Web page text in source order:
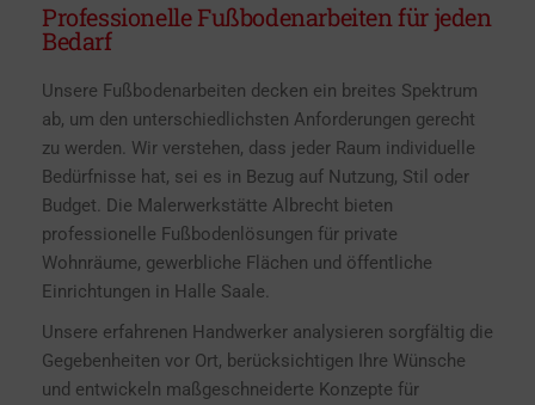
Professionelle Fußbodenarbeiten für jeden
Bedarf
Unsere Fußbodenarbeiten decken ein breites Spektrum
ab, um den unterschiedlichsten Anforderungen gerecht
zu werden. Wir verstehen, dass jeder Raum individuelle
Bedürfnisse hat, sei es in Bezug auf Nutzung, Stil oder
Budget. Die Malerwerkstätte Albrecht bieten
professionelle Fußbodenlösungen für private
Wohnräume, gewerbliche Flächen und öffentliche
Einrichtungen in Halle Saale.
Unsere erfahrenen Handwerker analysieren sorgfältig die
Gegebenheiten vor Ort, berücksichtigen Ihre Wünsche
und entwickeln maßgeschneiderte Konzepte für